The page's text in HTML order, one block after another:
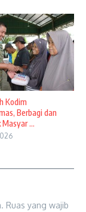
Kodim
Berbagi dan
...
Ruas yang wajib